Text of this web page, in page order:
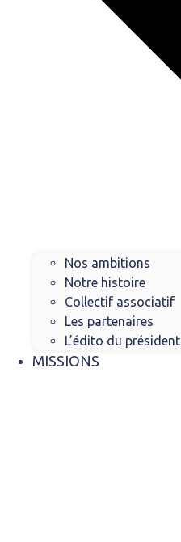
Nos ambitions
Notre histoire
Collectif associatif
Les partenaires
L’édito du président
MISSIONS